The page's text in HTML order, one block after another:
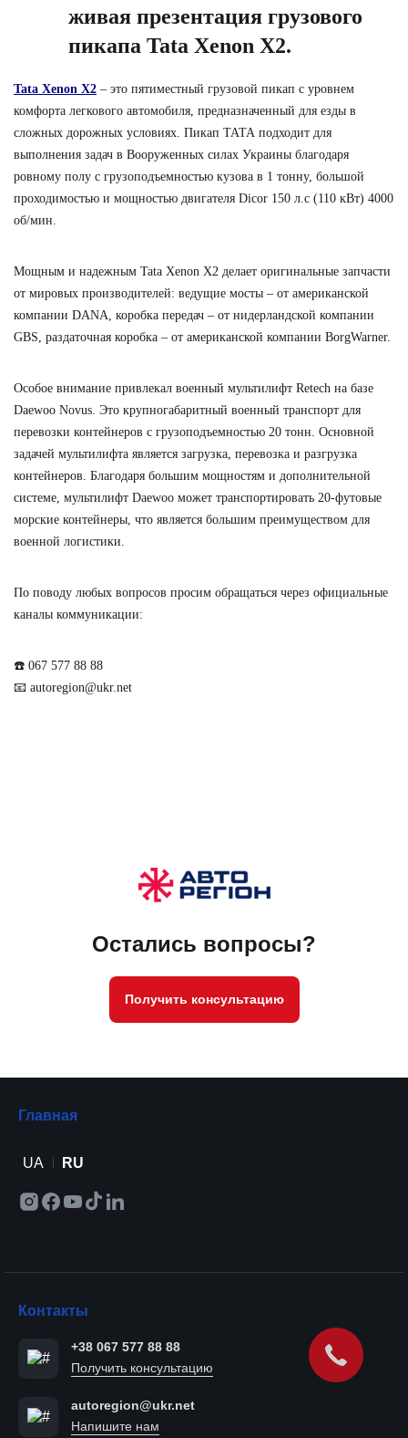
живая презентация грузового
пикапа Tata Xenon X2.
Tata Xenon X2 – это пятиместный грузовой пикап с уровнем
комфорта легкового автомобиля, предназначенный для езды в
сложных дорожных условиях. Пикап ТАТА подходит для
выполнения задач в Вооруженных силах Украины благодаря
ровному полу с грузоподъемностью кузова в 1 тонну, большой
проходимостью и мощностью двигателя Dicor 150 л.с (110 кВт) 4000
об/мин.
Мощным и надежным Tata Xenon X2 делает оригинальные запчасти
от мировых производителей: ведущие мосты – от американской
компании DANA, коробка передач – от нидерландской компании
GBS, раздаточная коробка – от американской компании BorgWarner.
Особое внимание привлекал военный мультилифт Retech на базе
Daewoo Novus. Это крупногабаритный военный транспорт для
перевозки контейнеров с грузоподъемностью 20 тонн. Основной
задачей мультилифта является загрузка, перевозка и разгрузка
контейнеров. Благодаря большим мощностям и дополнительной
системе, мультилифт Daewoo может транспортировать 20-футовые
морские контейнеры, что является большим преимуществом для
военной логистики.
По поводу любых вопросов просим обращаться через официальные
каналы коммуникации:
☎️ 067 577 88 88
📧 autoregion@ukr.net
Остались вопросы?
Получить консультацию
Главная
UA RU
Контакты
+38 067 577 88 88
Получить консультацию
autoregion@ukr.net
Напишите нам